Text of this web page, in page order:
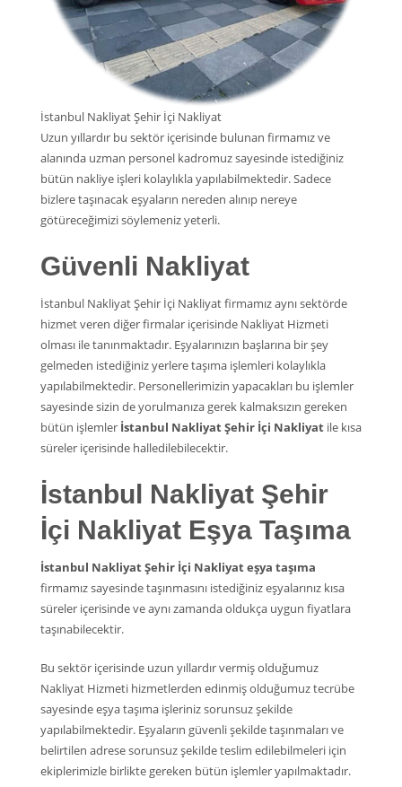
İstanbul Nakliyat Şehir İçi Nakliyat
Uzun yıllardır bu sektör içerisinde bulunan firmamız ve
alanında uzman personel kadromuz sayesinde istediğiniz
bütün nakliye işleri kolaylıkla yapılabilmektedir. Sadece
bizlere taşınacak eşyaların nereden alınıp nereye
götüreceğimizi söylemeniz yeterli.
Güvenli Nakliyat
İstanbul Nakliyat Şehir İçi Nakliyat firmamız aynı sektörde
hizmet veren diğer firmalar içerisinde Nakliyat Hizmeti
olması ile tanınmaktadır. Eşyalarınızın başlarına bir şey
gelmeden istediğiniz yerlere taşıma işlemleri kolaylıkla
yapılabilmektedir. Personellerimizin yapacakları bu işlemler
sayesinde sizin de yorulmanıza gerek kalmaksızın gereken
bütün işlemler İstanbul Nakliyat Şehir İçi Nakliyat ile kısa
süreler içerisinde halledilebilecektir.
İstanbul Nakliyat Şehir
İçi Nakliyat Eşya Taşıma
İstanbul Nakliyat Şehir İçi Nakliyat eşya taşıma
firmamız sayesinde taşınmasını istediğiniz eşyalarınız kısa
süreler içerisinde ve aynı zamanda oldukça uygun fiyatlara
taşınabilecektir.
Bu sektör içerisinde uzun yıllardır vermiş olduğumuz
Nakliyat Hizmeti hizmetlerden edinmiş olduğumuz tecrübe
sayesinde eşya taşıma işleriniz sorunsuz şekilde
yapılabilmektedir. Eşyaların güvenli şekilde taşınmaları ve
belirtilen adrese sorunsuz şekilde teslim edilebilmeleri için
ekiplerimizle birlikte gereken bütün işlemler yapılmaktadır.